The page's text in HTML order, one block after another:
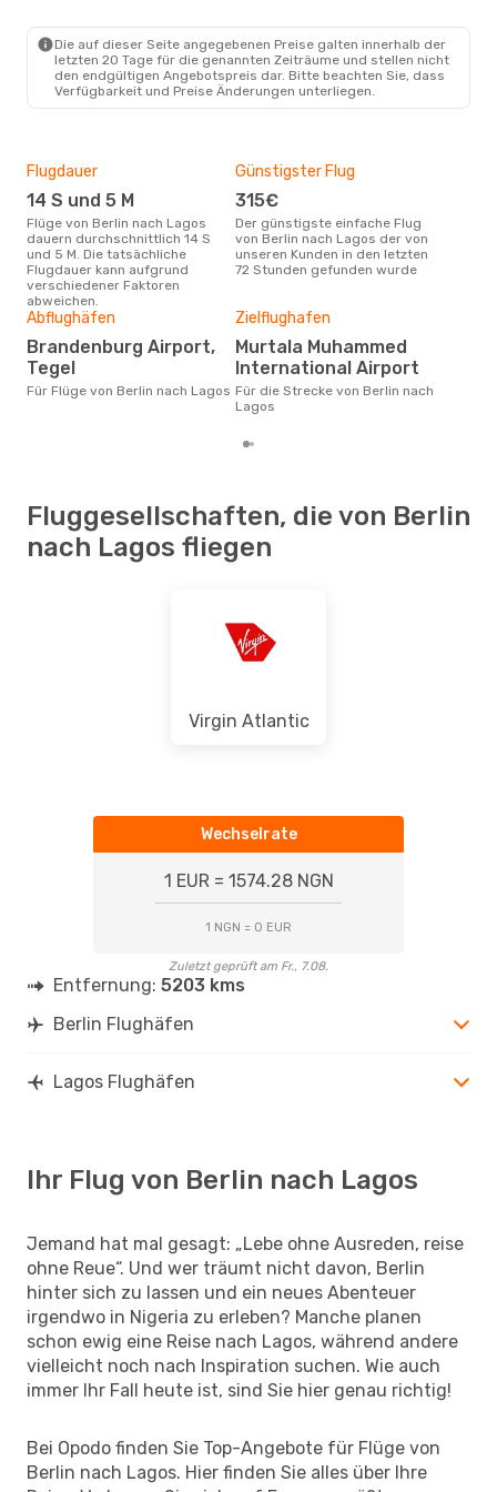
So., 25. Okt.- Di., 3. Nov.
Turkish Airlines
1 Zwischenstopp
BER- LOS
Die auf dieser Seite angegebenen Preise galten innerhalb der
letzten 20 Tage für die genannten Zeiträume und stellen nicht
den endgültigen Angebotspreis dar. Bitte beachten Sie, dass
Verfügbarkeit und Preise Änderungen unterliegen.
Flugdauer
14 S und 5 M
Flüge von Berlin nach Lagos
dauern durchschnittlich 14 S
und 5 M. Die tatsächliche
Flugdauer kann aufgrund
verschiedener Faktoren
abweichen.
Günstigster Flug
315€
Der günstigste einfache Flug
von Berlin nach Lagos der von
unseren Kunden in den letzten
72 Stunden gefunden wurde
Abflughäfen
Brandenburg Airport,
Tegel
Für Flüge von Berlin nach Lagos
Zielflughafen
Murtala Muhammed
International Airport
Für die Strecke von Berlin nach
Lagos
Fluggesellschaften, die von Berlin
nach Lagos fliegen
Virgin Atlantic
Wechselrate
1 EUR = 1574.28 NGN
1 NGN = 0 EUR
Zuletzt geprüft am Fr., 7.08.
Entfernung: 5203 kms
Berlin Flughäfen
Lagos Flughäfen
Ihr Flug von Berlin nach Lagos
Jemand hat mal gesagt: „Lebe ohne Ausreden, reise
ohne Reue“. Und wer träumt nicht davon, Berlin
hinter sich zu lassen und ein neues Abenteuer
irgendwo in Nigeria zu erleben? Manche planen
schon ewig eine Reise nach Lagos, während andere
vielleicht noch nach Inspiration suchen. Wie auch
immer Ihr Fall heute ist, sind Sie hier genau richtig!
Bei Opodo finden Sie Top-Angebote für Flüge von
Berlin nach Lagos. Hier finden Sie alles über Ihre